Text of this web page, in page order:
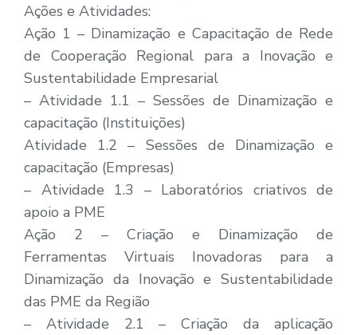
Ações e Atividades:
Ação 1 – Dinamização e Capacitação de Rede
de Cooperação Regional para a Inovação e
Sustentabilidade Empresarial
– Atividade 1.1 – Sessões de Dinamização e
capacitação (Instituições)
Atividade 1.2 – Sessões de Dinamização e
capacitação (Empresas)
– Atividade 1.3 – Laboratórios criativos de
apoio a PME
Ação 2 – Criação e Dinamização de
Ferramentas Virtuais Inovadoras para a
Dinamização da Inovação e Sustentabilidade
das PME da Região
– Atividade 2.1 – Criação da aplicação